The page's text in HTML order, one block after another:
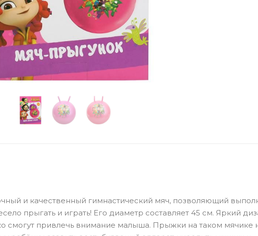
и качественный гимнастический мяч, позволяющий
прыгать и играть! Его диаметр составляет 45 см. Яркий
смогут привлечь внимание малыша. Прыжки на таком мячике